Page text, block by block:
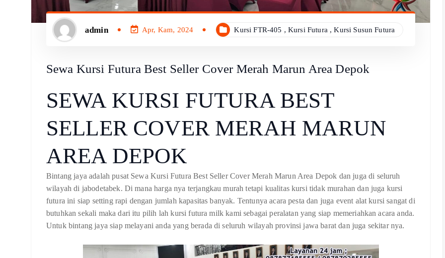
admin Apr, Kam, 2024 Kursi FTR-405 , Kursi Futura,Kursi Susun Futura
Sewa Kursi Futura Best Seller Cover Merah Marun Area Depok
SEWA KURSI FUTURA BEST
SELLER COVER MERAH MARUN
AREA DEPOK
Bintang jaya adalah pusat Sewa Kursi Futura Best Seller Cover Merah Marun Area Depok dan juga di seluruh
wilayah di jabodetabek. Di mana harga nya terjangkau murah tetapi kualitas kursi tidak murahan dan juga kursi
futura ini siap setting rapi dengan jumlah kapasitas banyak. Tentunya acara pesta dan juga event alat kursi sangat di
butuhkan sekali maka dari itu pilih lah kursi futura milk kami sebagai peralatan yang siap memeriahkan acara anda.
Untuk bintang jaya siap melayani anda yang berada di seluruh wilayah provinsi jawa barat dan juga sekitar nya.